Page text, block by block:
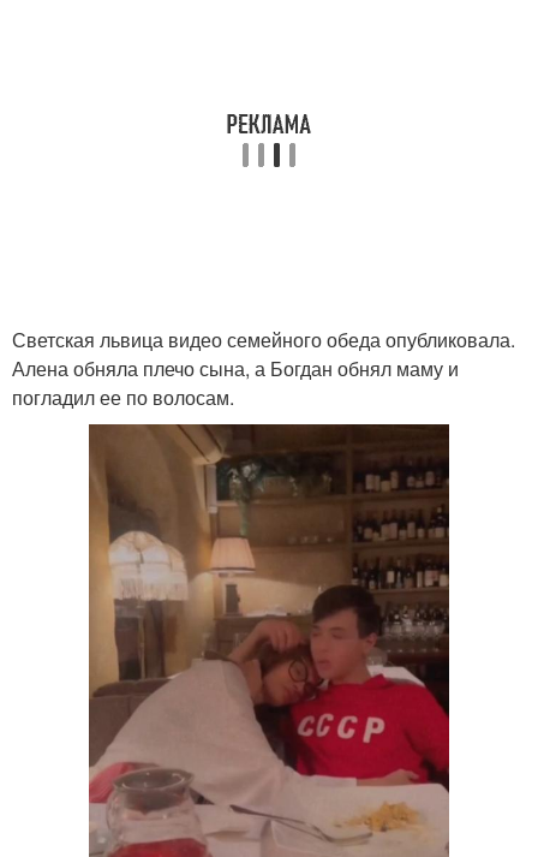
Светская львица видео семейного обеда опубликовала.
Алена обняла плечо сына, а Богдан обнял маму и
погладил ее по волосам.